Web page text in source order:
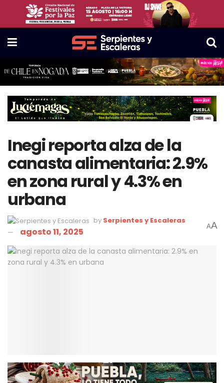
Inegi reporta alza de la
canasta alimentaria: 2.9%
en zona rural y 4.3% en
urbana
by Serpientes y Escaleras
agosto 11, 2025 AA